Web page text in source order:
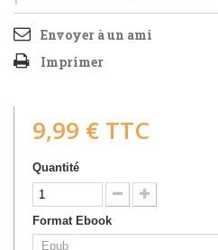
Envoyer à un ami
Imprimer
9,99 € TTC
Quantité
Format Ebook